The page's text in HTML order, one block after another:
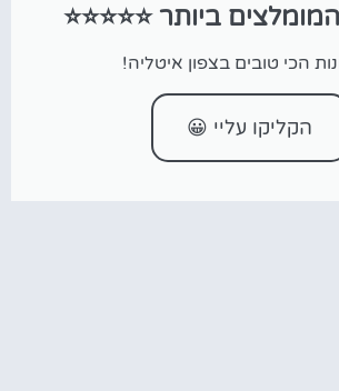
ביותר ⭐⭐⭐⭐⭐
הכי טובים בצפון איטליה!
הקליקו עליי 😀